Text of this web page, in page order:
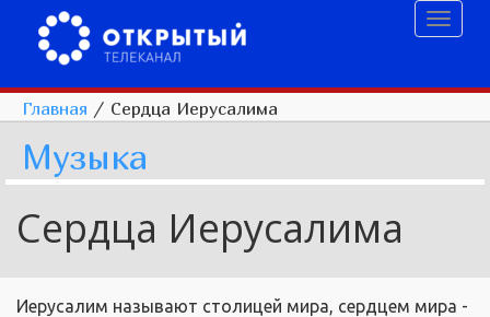
Главная / Сердца Иерусалима
Музыка
Сердца Иерусалима
Иерусалим называют столицей мира, сердцем мира -